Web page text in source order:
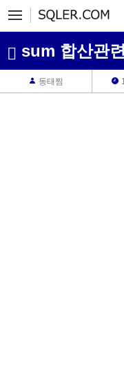
sum 합산관련 질문...
동태찜